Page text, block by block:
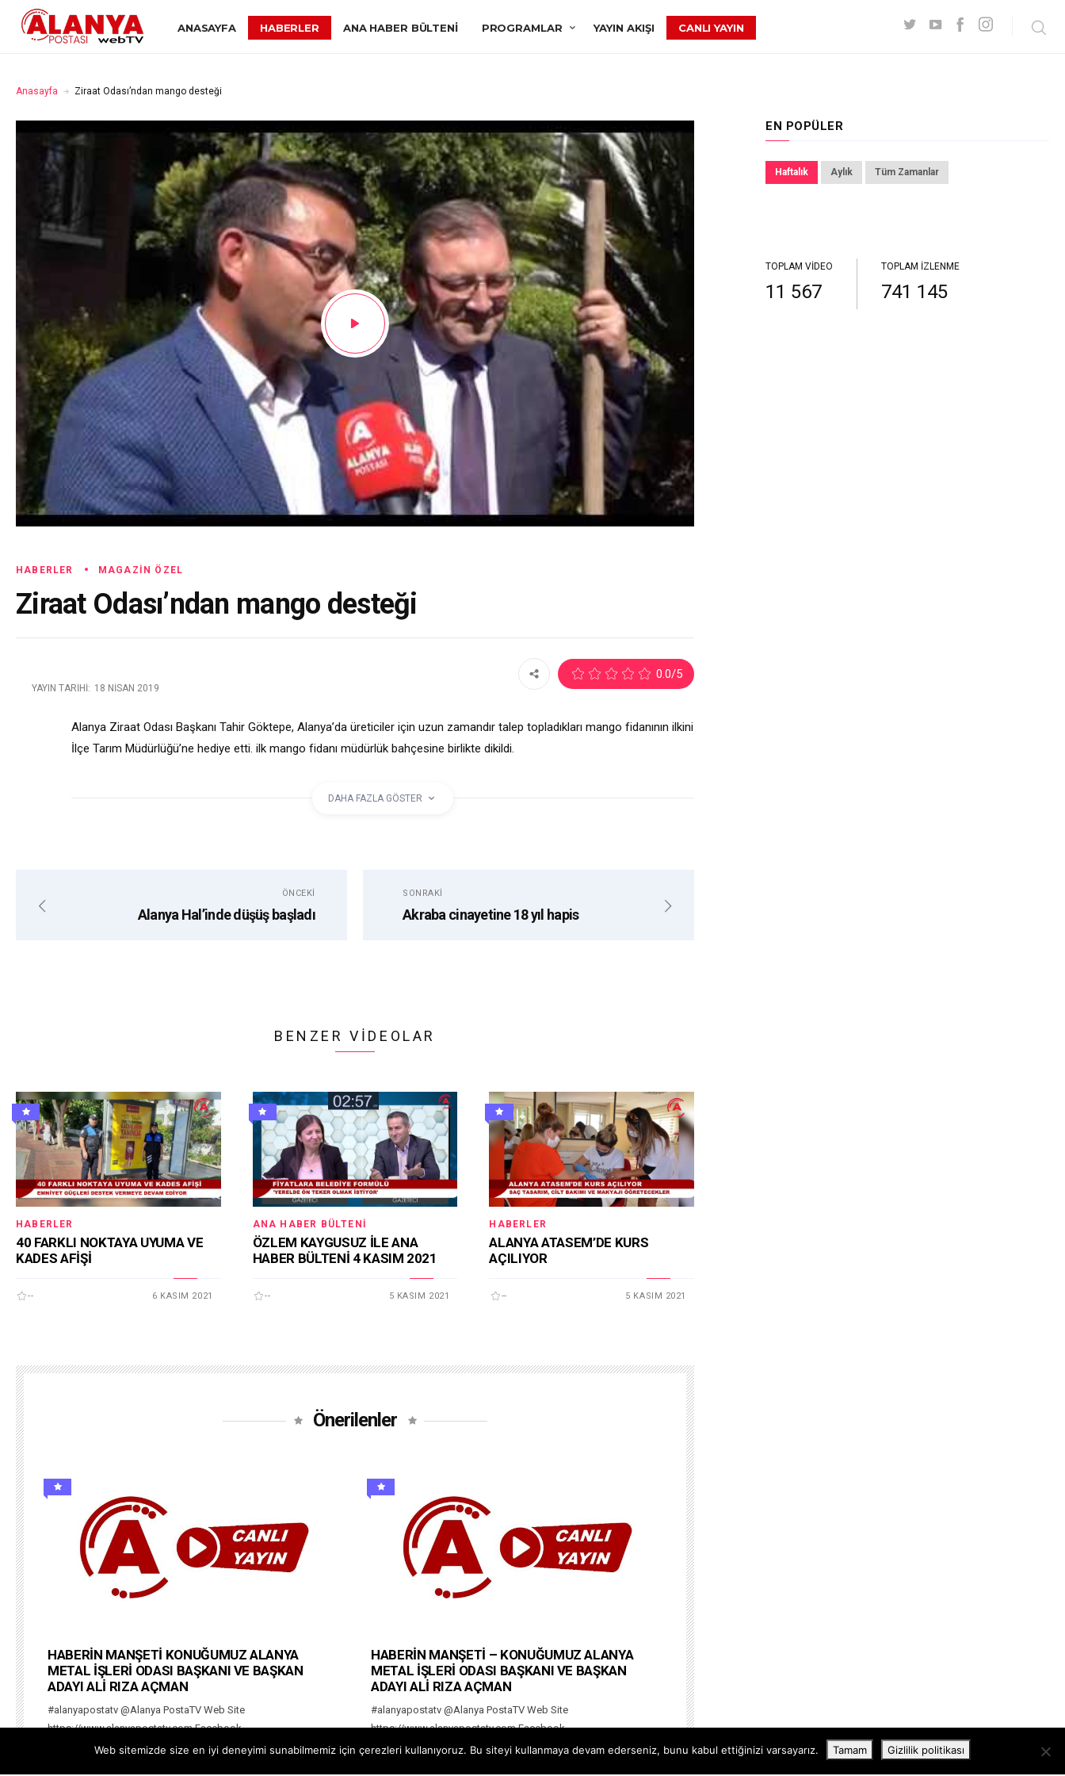
ANASAYFA HABERLER ANA HABER BÜLTENI PROGRAMLAR YAYIN AKIŞI CANLI YAYIN
Anasayfa Ziraat Odası’ndan mango desteği
HABERLER MAGAZIN ÖZEL
Ziraat Odası’ndan mango desteği
YAYIN TARIHI: 18 NISAN 2019
0.0/5
Alanya Ziraat Odası Başkanı Tahir Göktepe, Alanya’da üreticiler için uzun zamandır talep topladıkları mango fidanının ilkini
İlçe Tarım Müdürlüğü’ne hediye etti. ilk mango fidanı müdürlük bahçesine birlikte dikildi.
DAHA FAZLA GÖSTER
ÖNCEKI
Alanya Hal’inde düşüş başladı
SONRAKI
Akraba cinayetine 18 yıl hapis
BENZER VIDEOLAR
HABERLER
40 FARKLI NOKTAYA UYUMA VE
KADES AFİŞİ
-- 6 KASIM 2021
ANA HABER BÜLTENI
ÖZLEM KAYGUSUZ İLE ANA
HABER BÜLTENİ 4 KASIM 2021
-- 5 KASIM 2021
HABERLER
ALANYA ATASEM’DE KURS
AÇILIYOR
-- 5 KASIM 2021
Önerilenler
HABERİN MANŞETİ KONUĞUMUZ ALANYA
METAL İŞLERİ ODASI BAŞKANI VE BAŞKAN
ADAYI ALİ RIZA AÇMAN
#alanyapostatv @Alanya PostaTV Web Site
https://www.alanyapostatv.com Facebook
https://www.facebook.com/alanyapostasitv Twitter
HABERİN MANŞETİ – KONUĞUMUZ ALANYA
METAL İŞLERİ ODASI BAŞKANI VE BAŞKAN
ADAYI ALİ RIZA AÇMAN
#alanyapostatv @Alanya PostaTV Web Site
https://www.alanyapostatv.com Facebook
https://www.facebook.com/alanyapostasitv Twitter
EN POPÜLER
Haftalık Aylık Tüm Zamanlar
TOPLAM VIDEO
11 567
TOPLAM İZLENME
741 145
Web sitemizde size en iyi deneyimi sunabilmemiz için çerezleri kullanıyoruz. Bu siteyi kullanmaya devam ederseniz, bunu kabul ettiğinizi varsayarız. Tamam Gizlilik politikası